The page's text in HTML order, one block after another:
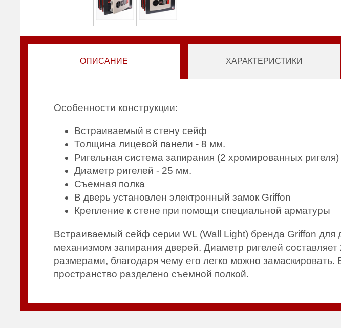
ОПИСАНИЕ ХАРАКТЕРИСТИКИ
Особенности конструкции:
Встраиваемый в стену сейф
Толщина лицевой панели - 8 мм.
Ригельная система запирания (2 хромированных ригеля)
Диаметр ригелей - 25 мм.
Съемная полка
В дверь установлен электронный замок Griffon
Крепление к стене при помощи специальной арматуры
Встраиваемый сейф серии WL (Wall Light) бренда Griffon
механизмом запирания дверей. Диаметр ригелей
размерами, благодаря чему его легко можно
пространство разделено съемной полкой.